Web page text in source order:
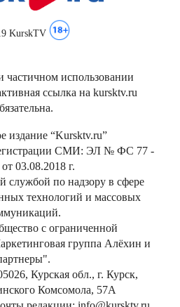
KurskTV
использовании
ссылка на kursktv.ru
издание “Kursktv.ru”
СМИ: ЭЛ № ФС 77 -
03.08.2018 г.
службой по надзору в сфере
технологий и массовых
с ограниченной
группа Алёхин и
Курская обл., г. Курск,
Комсомола, 57А